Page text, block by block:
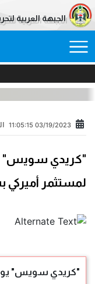
الجبهة العربية
03/19/2023 11:05:15
"كريدي سويس"
لمستثمر أميركي
"كريدي سويس"